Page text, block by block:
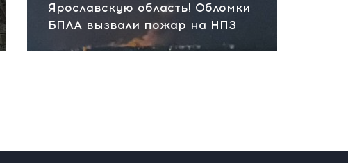
Ярославскую область! Обломки
БПЛА вызвали пожар на НПЗ